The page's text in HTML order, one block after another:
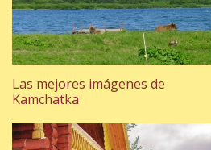
Las mejores imágenes de
Kamchatka